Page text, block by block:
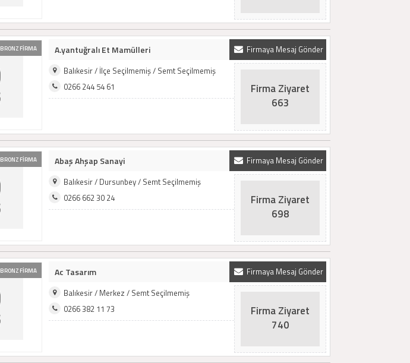
BRONZ FİRMA Firmaya Mesaj Gönder
A.yantuğralı Et Mamülleri
Balıkesir / İlçe Seçilmemiş / Semt Seçilmemiş
0266 244 54 61
Firma Ziyaret
663
BRONZ FİRMA Firmaya Mesaj Gönder
Abaş Ahşap Sanayi
Balıkesir / Dursunbey / Semt Seçilmemiş
0266 662 30 24
Firma Ziyaret
698
BRONZ FİRMA Firmaya Mesaj Gönder
Ac Tasarım
Balıkesir / Merkez / Semt Seçilmemiş
0266 382 11 73
Firma Ziyaret
740